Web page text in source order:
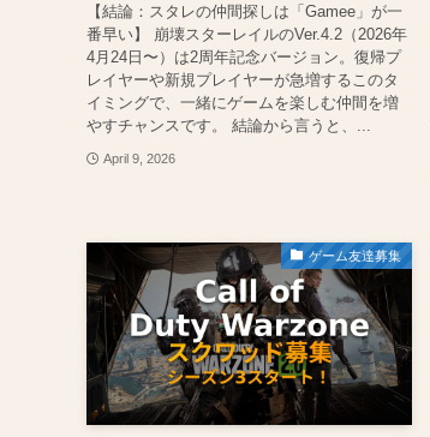
【結論：スタレの仲間探しは「Gamee」が一
番早い】 崩壊スターレイルのVer.4.2（2026年
4月24日〜）は2周年記念バージョン。復帰プ
レイヤーや新規プレイヤーが急増するこのタ
イミングで、一緒にゲームを楽しむ仲間を増
やすチャンスです。 結論から言うと、...
April 9, 2026
ゲーム友達募集